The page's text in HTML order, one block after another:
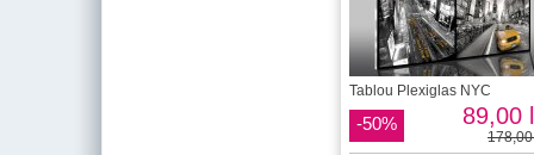
Tablou Plexiglas NYC
-50% 89,00